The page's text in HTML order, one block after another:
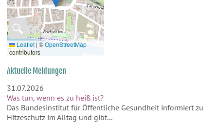
🔍
Leaflet | ©OpenStreetMap
contributors
Aktuelle Meldungen
31.07.2026
Was tun, wenn es zu heiß ist?
Das Bundesinstitut für Öffentliche Gesundheit informiert zu
Hitzeschutz im Alltag und gibt...